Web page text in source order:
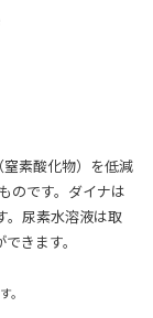
素酸化物）を低減
のです。ダイナは
。尿素水溶液は取
きます。
。